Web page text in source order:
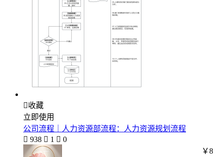
收藏
立即使用
公司流程｜人力资源部流程：人力资源规划流程
 938  1  0
￥8